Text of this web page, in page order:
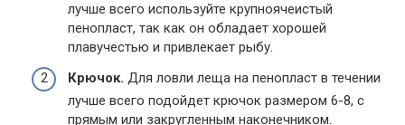
лучше всего используйте крупноячеистый
пенопласт, так как он обладает хорошей
плавучестью и привлекает рыбу.
Крючок. Для ловли леща на пенопласт в течении
лучше всего подойдет крючок размером 6-8, с
прямым или закругленным наконечником.